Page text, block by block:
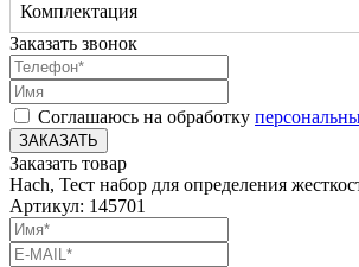
Комплектация
Заказать звонок
Соглашаюсь на обработку
ЗАКАЗАТЬ
Заказать товар
Hach, Тест набор для определения
Артикул: 145701